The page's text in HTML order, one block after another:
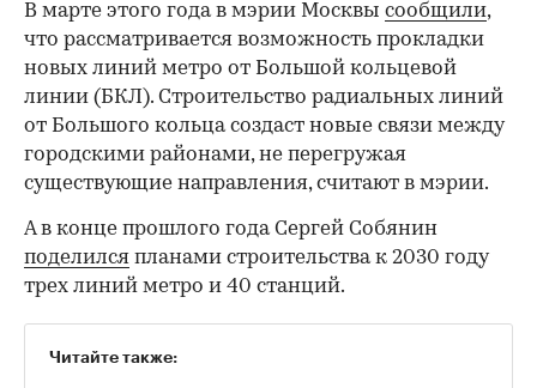
В марте этого года в мэрии Москвы сообщили,
что рассматривается возможность прокладки
новых линий метро от Большой кольцевой
линии (БКЛ). Строительство радиальных линий
от Большого кольца создаст новые связи между
городскими районами, не перегружая
существующие направления, считают в мэрии.
А в конце прошлого года Сергей Собянин
поделился планами строительства к 2030 году
трех линий метро и 40 станций.
Читайте также: